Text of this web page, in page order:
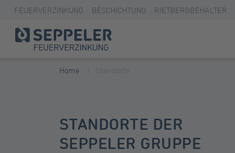
FEUERVERZINKUNG BESCHICHTUNG RIETBERGBEHÄLTER
Home
STANDORTE DER
SEPPELER GRUPPE